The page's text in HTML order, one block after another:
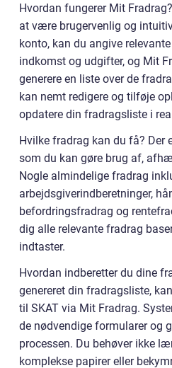
Hvordan fungerer Mit
at være brugervenlig og
konto, kan du angive
indkomst og udgifter, og Mit
generere en liste over de
kan nemt redigere og tilføje
opdatere din fradragsliste i
Hvilke fradrag kan du få? Der
som du kan gøre brug af,
Nogle almindelige fradrag
arbejdsgiverindberetninger,
befordringsfradrag og
dig alle relevante fradrag
indtaster.
Hvordan indberetter du dine
genereret din fradragsliste,
til SKAT via Mit Fradrag.
de nødvendige formularer og
processen. Du behøver ikke
komplekse papirer eller